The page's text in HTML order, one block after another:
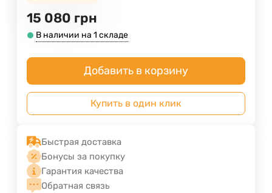
15 080 грн
В наличии на 1 складе
Добавить в корзину
Купить в один клик
Быстрая доставка
Бонусы за покупку
Гарантия качества
Обратная связь